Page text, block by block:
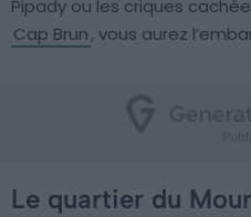
Pipady ou les criques
Cap Brun, vous aurez
Le quartier du